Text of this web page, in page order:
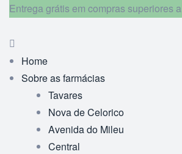
Entrega grátis em compras superiores a
Home
Sobre as farmácias
Tavares
Nova de Celorico
Avenida do Mileu
Central